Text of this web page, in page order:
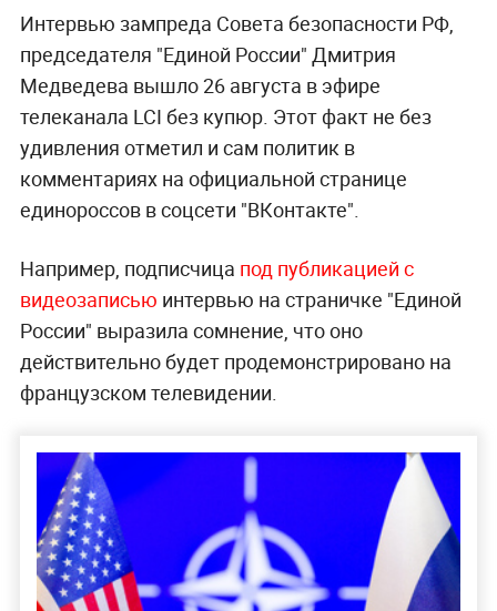
Интервью зампреда Совета безопасности РФ,
председателя "Единой России" Дмитрия
Медведева вышло 26 августа в эфире
телеканала LCI без купюр. Этот факт не без
удивления отметил и сам политик в
комментариях на официальной странице
единороссов в соцсети "ВКонтакте".
Например, подписчица под публикацией с
видеозаписью интервью на страничке "Единой
России" выразила сомнение, что оно
действительно будет продемонстрировано на
французском телевидении.